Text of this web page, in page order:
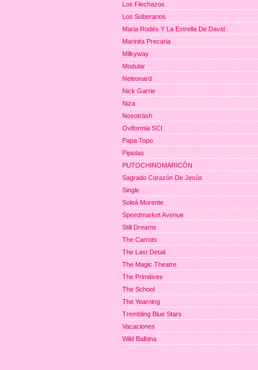
Los Flechazos
Los Soberanos
Maria Rodés Y La Estrella De David
Marinita Precaria
Milkyway
Modular
Neleonard
Nick Garrie
Niza
Nosoträsh
Oviformia SCI
Papa Topo
Pipiolas
PUTOCHINOMARICÓN
Sagrado Corazón De Jesús
Single
Soleá Morente
Speedmarket Avenue
Still Dreams
The Carrots
The Last Detail
The Magic Theatre
The Primitives
The School
The Yearning
Trembling Blue Stars
Vacaciones
Wild Balbina